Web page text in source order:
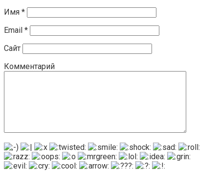
Имя *
Email *
Сайт
Комментарий